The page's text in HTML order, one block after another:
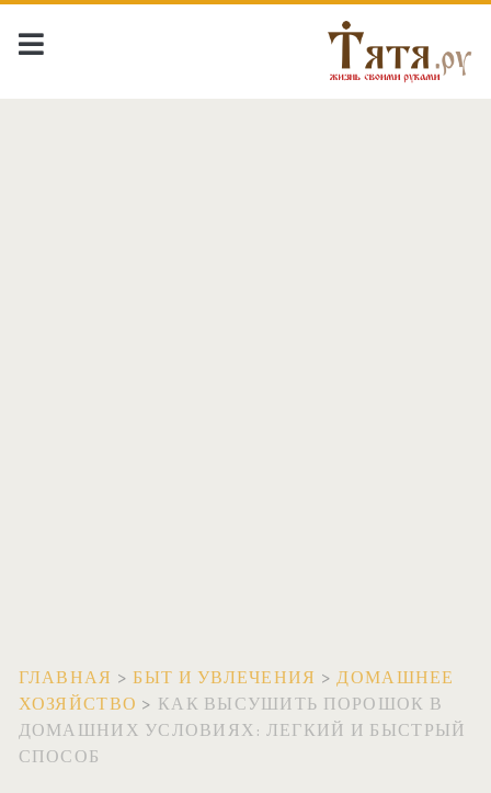
ГЛАВНАЯ >БЫТ И УВЛЕЧЕНИЯ >ДОМАШНЕЕ
ХОЗЯЙСТВО > КАК ВЫСУШИТЬ ПОРОШОК В
ДОМАШНИХ УСЛОВИЯХ: ЛЕГКИЙ И БЫСТРЫЙ
СПОСОБ